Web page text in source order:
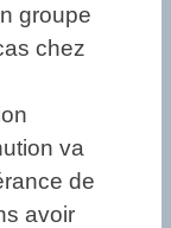
groupe
chez
va
de
avoir